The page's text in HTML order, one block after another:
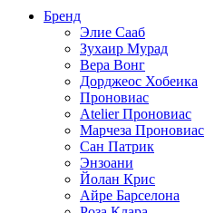
Бренд
Элие Сааб
Зухаир Мурад
Вера Вонг
Дорджеос Хобеика
Проновиас
Atelier Проновиас
Марчеза Проновиас
Сан Патрик
Энзоани
Йолан Крис
Айре Барселона